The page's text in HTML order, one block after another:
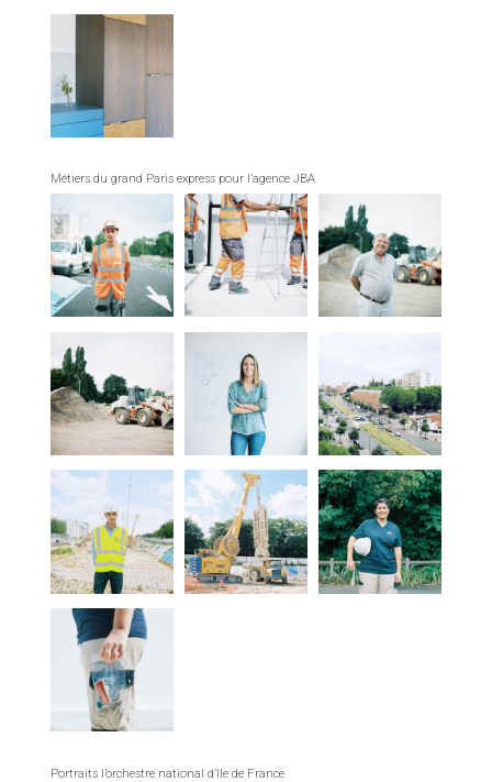
Métiers du grand Paris express pour l’agence JBA
Portraits l’orchestre national d’Ile de France